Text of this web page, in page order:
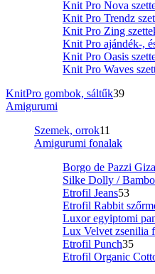
Knit Pro Nova
Knit Pro Trendz
Knit Pro Zing
Knit Pro ajándék-,
Knit Pro Oasis
Knit Pro Waves
KnitPro gombok, sáltűk39
Amigurumi
Szemek, orrok11
Amigurumi fonalak
Borgo de Pazzi Giza
Silke Dolly /
Etrofil Jeans53
Etrofil Rabbit
Luxor egyiptomi
Lux Velvet zsenilia
Etrofil Punch35
Etrofil Organic